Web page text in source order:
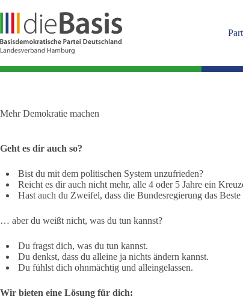
Inhalt
springen
Mehr Demokratie machen
Geht es dir auch so?
Bist du mit dem politischen System unzufrieden?
Reicht es dir auch nicht mehr, alle 4 oder 5 Jahre ein
Hast auch du Zweifel, dass die Bundesregierung das
… aber du weißt nicht, was du tun kannst?
Du fragst dich, was du tun kannst.
Du denkst, dass du alleine ja nichts ändern kannst.
Du fühlst dich ohnmächtig und alleingelassen.
Wir bieten eine Lösung für dich: